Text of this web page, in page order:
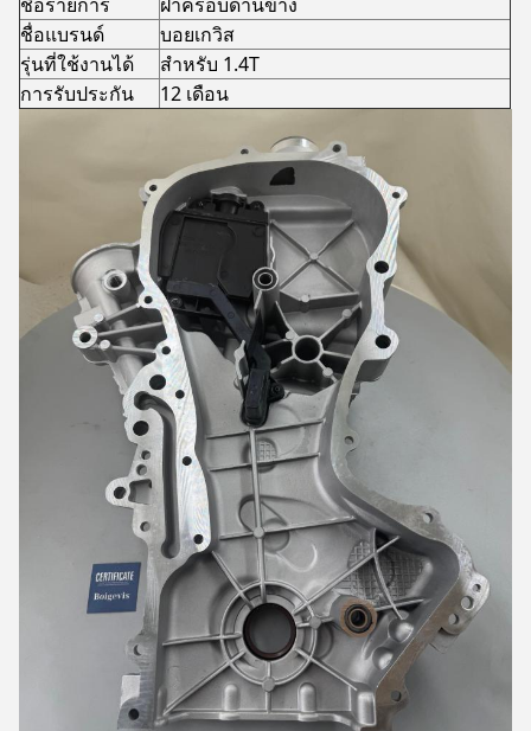
ชื่อแบรนด์
บอยเกวิส
รุ่นที่ใช้งานได้
สำหรับ 1.4T
การรับประกัน
12 เดือน